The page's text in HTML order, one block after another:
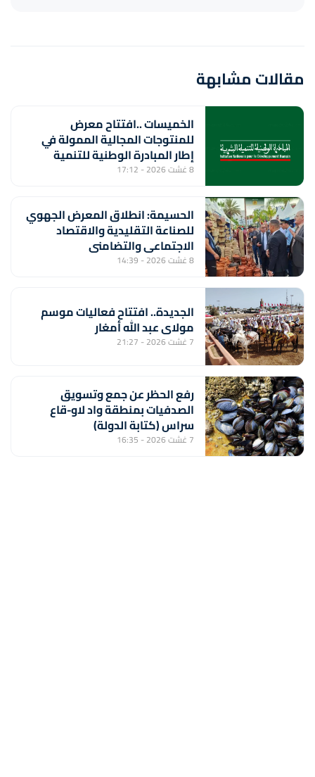
مقالات مشابهة
الخميسات ..افتتاح معرض
للمنتوجات المجالية الممولة في
إطار المبادرة الوطنية للتنمية
البشرية
8 غشت 2026 - 17:12
الحسيمة: انطلاق المعرض الجهوي
للصناعة التقليدية والاقتصاد
الاجتماعي والتضامني
8 غشت 2026 - 14:39
الجديدة.. افتتاح فعاليات موسم
مولاي عبد الله أمغار
7 غشت 2026 - 21:27
رفع الحظر عن جمع وتسويق
الصدفيات بمنطقة واد لاو-قاع
سراس (كتابة الدولة)
7 غشت 2026 - 16:35